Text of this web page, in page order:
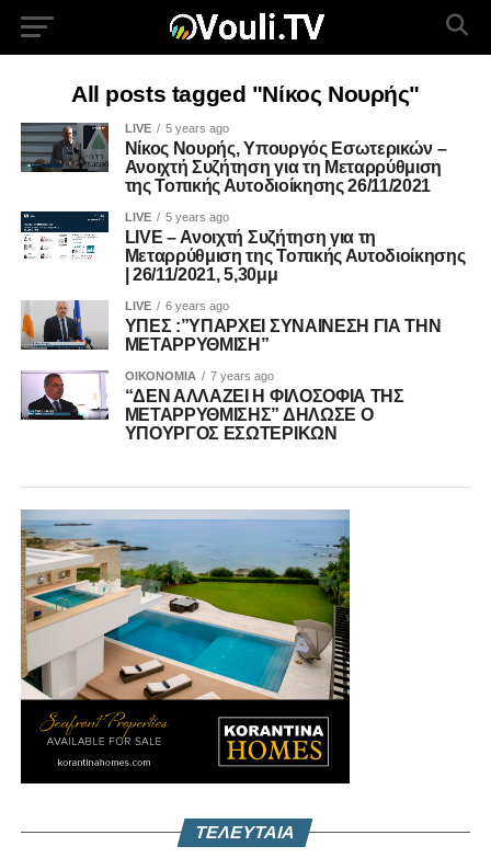
All posts tagged "Νίκος Νουρής"
LIVE 5 years ago
Νίκος Νουρής, Υπουργός Εσωτερικών –
Ανοιχτή Συζήτηση για τη Μεταρρύθμιση
της Τοπικής Αυτοδιοίκησης 26/11/2021
LIVE 5 years ago
LIVE – Ανοιχτή Συζήτηση για τη
Μεταρρύθμιση της Τοπικής Αυτοδιοίκησης
| 26/11/2021, 5,30μμ
LIVE 6 years ago
ΥΠΕΣ :”ΥΠΑΡΧΕΙ ΣΥΝΑΙΝΕΣΗ ΓΙΑ ΤΗΝ
ΜΕΤΑΡΡΥΘΜΙΣΗ”
ΟΙΚΟΝΟΜΙΑ 7 years ago
“ΔΕΝ ΑΛΛΑΖΕΙ Η ΦΙΛΟΣΟΦΙΑ ΤΗΣ
ΜΕΤΑΡΡΥΘΜΙΣΗΣ” ΔΗΛΩΣΕ Ο
ΥΠΟΥΡΓΟΣ ΕΣΩΤΕΡΙΚΩΝ
ΤΕΛΕΥΤΑΙΑ